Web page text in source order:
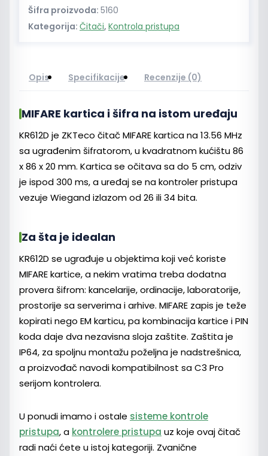
šifratorom
13.56
MHz
Šifra proizvoda: 5160
Kategorija: Čitači, Kontrola pristupa
Opis Specifikacije Recenzije (0)
MIFARE kartica i šifra na istom uređaju
KR612D je ZKTeco čitač MIFARE kartica na 13.56 MHz
sa ugrađenim šifratorom, u kvadratnom kućištu 86
x 86 x 20 mm. Kartica se očitava sa do 5 cm, odziv
je ispod 300 ms, a uređaj se na kontroler pristupa
vezuje Wiegand izlazom od 26 ili 34 bita.
Za šta je idealan
KR612D se ugrađuje u objektima koji već koriste
MIFARE kartice, a nekim vratima treba dodatna
provera šifrom: kancelarije, ordinacije, laboratorije,
prostorije sa serverima i arhive. MIFARE zapis je teže
kopirati nego EM karticu, pa kombinacija kartice i PIN
koda daje dva nezavisna sloja zaštite. Zaštita je
IP64, za spoljnu montažu poželjna je nadstrešnica,
a proizvođač navodi kompatibilnost sa C3 Pro
serijom kontrolera.
U ponudi imamo i ostale sisteme kontrole
pristupa, a kontrolere pristupa uz koje ovaj čitač
radi naći ćete u istoj kategoriji. Zvanične